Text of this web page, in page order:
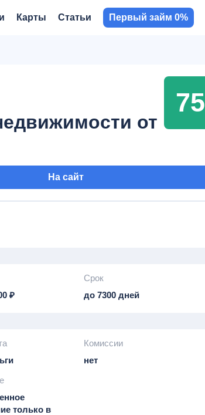
Карты Статьи Первый займ 0%
от
75
На сайт
₽
Срок
до 7300 дней
Комиссии
нет
только в